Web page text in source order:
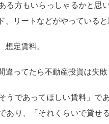
る方もいらっしゃるかと思
、リートなどがやっていると
想定賃料。
違ってたら不動産投資は失敗
そうであってほしい賃料」 で
あり、 「それくらいで貸せ